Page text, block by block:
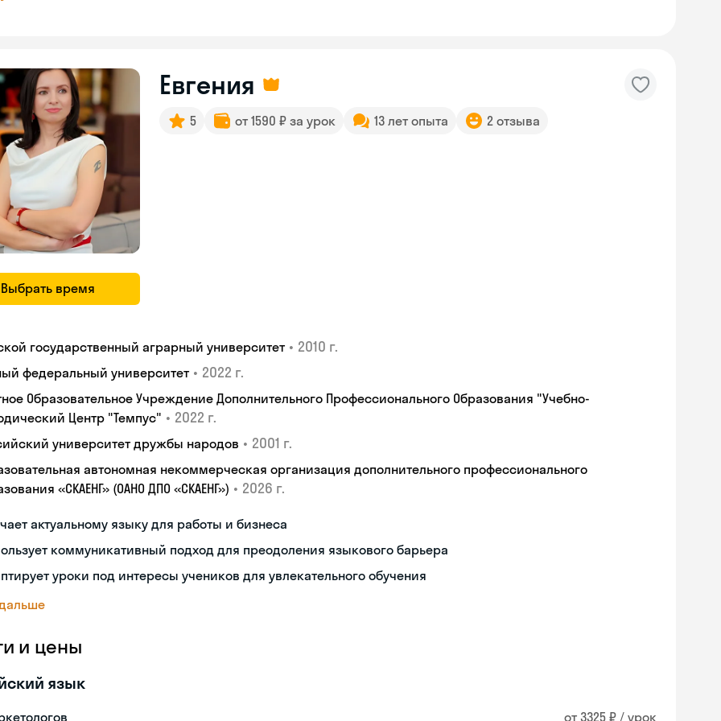
Выбрать время
Евгения
5 от 1590 ₽ за урок 13 лет опыта 2 отзыва
государственный аграрный университет • 2010 г.
федеральный университет • 2022 г.
Образовательное Учреждение Дополнительного Профессионального Образования "Учебно-
Центр "Темпус" • 2022 г.
университет дружбы народов • 2001 г.
автономная некоммерческая организация дополнительного профессионального
«СКАЕНГ» (ОАНО ДПО «СКАЕНГ») • 2026 г.
актуальному языку для работы и бизнеса
коммуникативный подход для преодоления языкового барьера
уроки под интересы учеников для увлекательного обучения
и цены
язык
от 3325 ₽ / урок